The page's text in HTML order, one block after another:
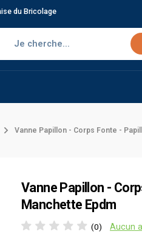
du Bricolage
Vanne Papillon - Corps Fonte -
Vanne Papillon -
Manchette Epdm
(0) Aucun